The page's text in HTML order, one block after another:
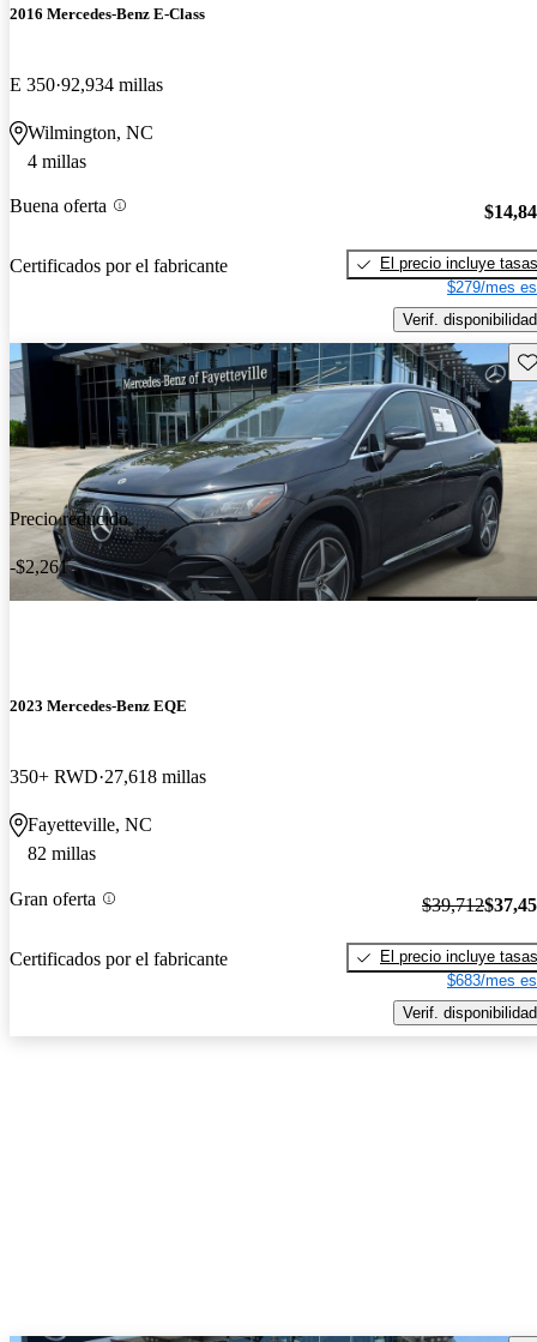
2016 Mercedes-Benz E-Class
E 350 92,934 millas
Wilmington, NC
4 millas
Buena oferta
Certificados por el fabricante
El precio incluye tasas
$279/mes
Verif. disponibilidad
Precio reducido
-$2,261
2023 Mercedes-Benz EQE
350+ RWD 27,618 millas
Fayetteville, NC
82 millas
Gran oferta
Certificados por el fabricante
$39,712
El precio incluye tasas
$683/mes
Verif. disponibilidad